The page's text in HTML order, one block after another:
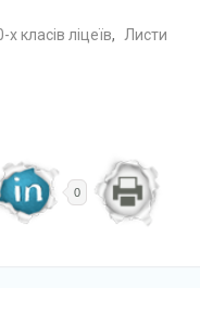
класів ліцеїв, Листи
0